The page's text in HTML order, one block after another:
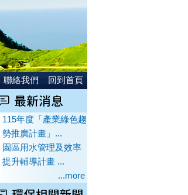
聯絡我們 回到首頁
115年度「產業綠色趨
勢推廣計畫」...
園區用水管理及效率
提升輔導計畫 ...
...more